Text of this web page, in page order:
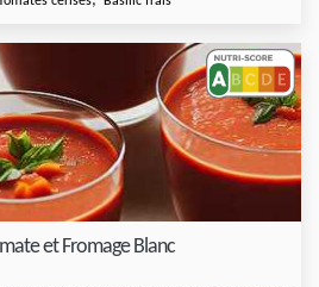
et Fromage Blanc